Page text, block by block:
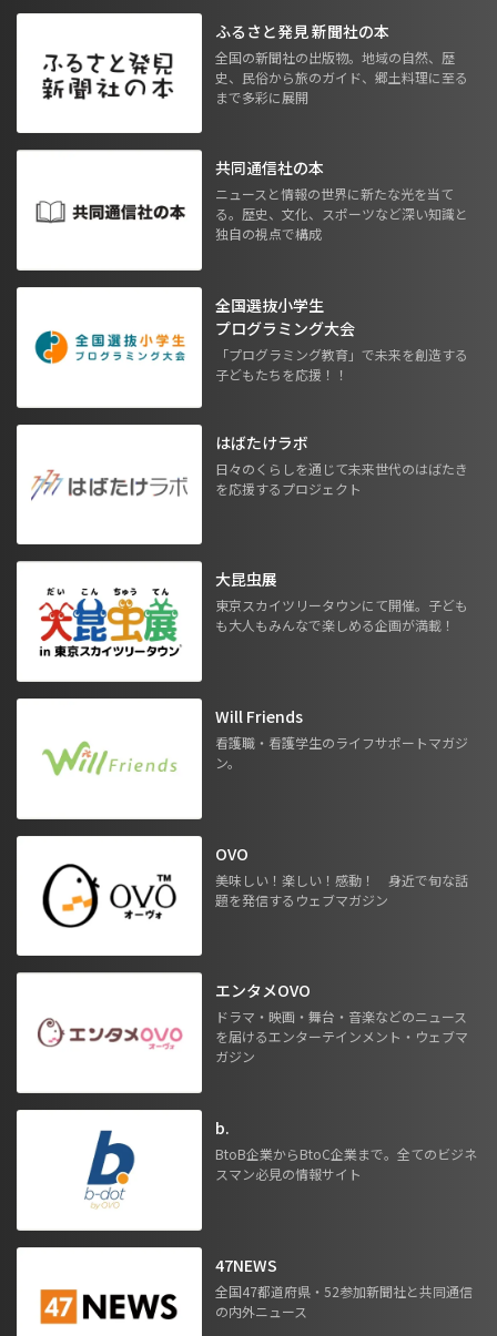
ふるさと発見 新聞社の本
全国の新聞社の出版物。地域の自然、歴
史、民俗から旅のガイド、郷土料理に至る
まで多彩に展開
共同通信社の本
ニュースと情報の世界に新たな光を当て
る。歴史、文化、スポーツなど深い知識と
独自の視点で構成
全国選抜小学生
プログラミング大会
「プログラミング教育」で未来を創造する
子どもたちを応援！！
はばたけラボ
日々のくらしを通じて未来世代のはばたき
を応援するプロジェクト
大昆虫展
東京スカイツリータウンにて開催。子ども
も大人もみんなで楽しめる企画が満載！
Will Friends
看護職・看護学生のライフサポートマガジ
ン。
OVO
美味しい！楽しい！感動！ 身近で旬な話
題を発信するウェブマガジン
エンタメOVO
ドラマ・映画・舞台・音楽などのニュース
を届けるエンターテインメント・ウェブマ
ガジン
b.
BtoB企業からBtoC企業まで。全てのビジネ
スマン必見の情報サイト
47NEWS
全国47都道府県・52参加新聞社と共同通信
の内外ニュース